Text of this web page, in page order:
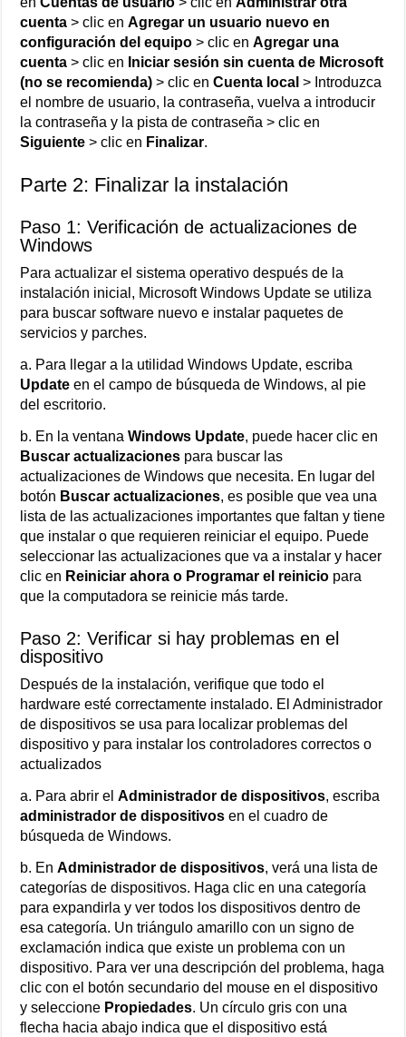
cuenta > clic enAgregar un usuario nuevo en
configuración del equipo > clic enAgregar una
cuenta > clic en Iniciar sesión sin cuenta de Microsoft
(no se recomienda) > clic enCuenta local > Introduzca
el nombre de usuario, la contraseña, vuelva a introducir
la contraseña y la pista de contraseña > clic en
Siguiente > clic en Finalizar.
Parte 2: Finalizar la instalación
Paso 1: Verificación de actualizaciones de
Windows
Para actualizar el sistema operativo después de la
instalación inicial, Microsoft Windows Update se utiliza
para buscar software nuevo e instalar paquetes de
servicios y parches.
a. Para llegar a la utilidad Windows Update, escriba
Update en el campo de búsqueda de Windows, al pie
del escritorio.
b. En la ventanaWindows Update, puede hacer clic en
Buscar actualizaciones para buscar las
actualizaciones de Windows que necesita. En lugar del
botón Buscar actualizaciones, es posible que vea una
lista de las actualizaciones importantes que faltan y tiene
que instalar o que requieren reiniciar el equipo. Puede
seleccionar las actualizaciones que va a instalar y hacer
clic en Reiniciar ahora o Programar el reinicio para
que la computadora se reinicie más tarde.
Paso 2: Verificar si hay problemas en el
dispositivo
Después de la instalación, verifique que todo el
hardware esté correctamente instalado. El Administrador
de dispositivos se usa para localizar problemas del
dispositivo y para instalar los controladores correctos o
actualizados
a. Para abrir elAdministrador de dispositivos, escriba
administrador de dispositivos en el cuadro de
búsqueda de Windows.
b. EnAdministrador de dispositivos, verá una lista de
categorías de dispositivos. Haga clic en una categoría
para expandirla y ver todos los dispositivos dentro de
esa categoría. Un triángulo amarillo con un signo de
exclamación indica que existe un problema con un
dispositivo. Para ver una descripción del problema, haga
clic con el botón secundario del mouse en el dispositivo
y seleccione Propiedades. Un círculo gris con una
flecha hacia abajo indica que el dispositivo está